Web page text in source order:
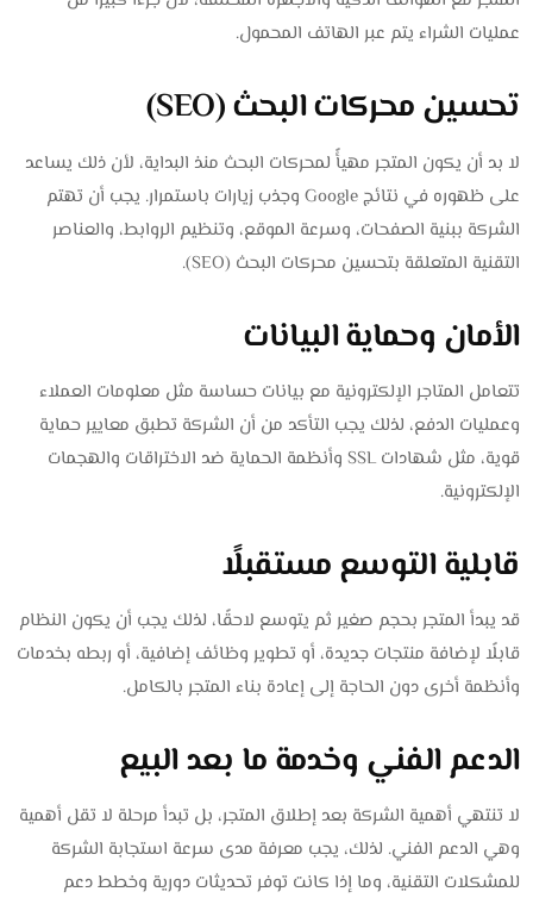
عمليات الشراء يتم عبر الهاتف المحمول.
تحسين محركات البحث (SEO)
لا بد أن يكون المتجر مهيأً لمحركات البحث منذ البداية، لأن ذلك يساعد
على ظهوره في نتائج Google وجذب زيارات باستمرار. يجب أن تهتم
الشركة ببنية الصفحات، وسرعة الموقع، وتنظيم الروابط، والعناصر
التقنية المتعلقة بتحسين محركات البحث (SEO).
الأمان وحماية البيانات
تتعامل المتاجر الإلكترونية مع بيانات حساسة مثل معلومات العملاء
وعمليات الدفع، لذلك يجب التأكد من أن الشركة تطبق معايير حماية
قوية، مثل شهادات SSL وأنظمة الحماية ضد الاختراقات والهجمات
الإلكترونية.
قابلية التوسع مستقبلًا
قد يبدأ المتجر بحجم صغير ثم يتوسع لاحقًا، لذلك يجب أن يكون النظام
قابلًا لإضافة منتجات جديدة، أو تطوير وظائف إضافية، أو ربطه بخدمات
وأنظمة أخرى دون الحاجة إلى إعادة بناء المتجر بالكامل.
الدعم الفني وخدمة ما بعد البيع
لا تنتهي أهمية الشركة بعد إطلاق المتجر، بل تبدأ مرحلة لا تقل أهمية
وهي الدعم الفني. لذلك، يجب معرفة مدى سرعة استجابة الشركة
للمشكلات التقنية، وما إذا كانت توفر تحديثات دورية وخطط دعم